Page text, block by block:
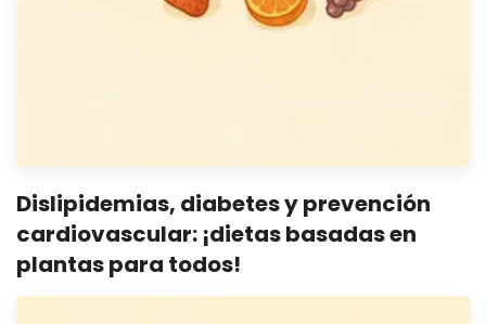
Dislipidemias, diabetes y prevención
cardiovascular: ¡dietas basadas en
plantas para todos!